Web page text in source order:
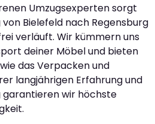
Umzugsexperten sorgt
Bielefeld nach Regensburg
verläuft. Wir kümmern uns
deiner Möbel und bieten
das Verpacken und
langjährigen Erfahrung und
wir höchste